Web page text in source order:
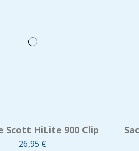
Scott HiLite 900 Clip
26,95 €